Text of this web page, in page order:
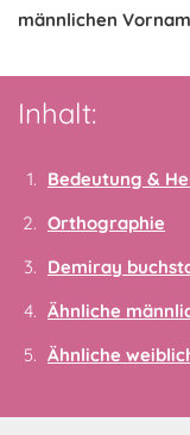
männlichen
Inhalt:
Bedeutung &
Orthographie
Demiray
Ähnliche
Ähnliche